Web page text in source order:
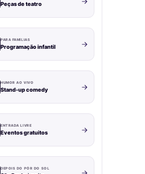
Peças de teatro
PARA FAMÍLIAS
Programação infantil
HUMOR AO VIVO
Stand-up comedy
ENTRADA LIVRE
Eventos gratuitos
DEPOIS DO PÔR DO SOL